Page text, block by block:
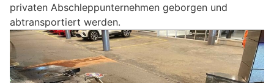
privaten Abschleppunternehmen geborgen und
abtransportiert werden.